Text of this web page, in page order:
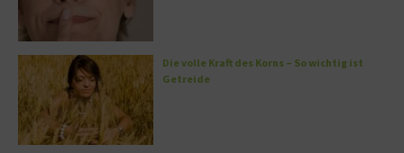
Die volle Kraft des Korns – So wichtig ist
Getreide